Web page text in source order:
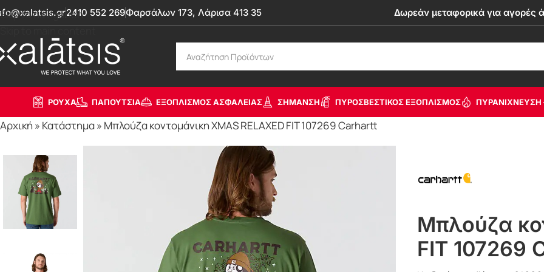
Skip to navigation
Skip to main content
2410 552 269Φαρσάλων 173, Λάρισα 413 35 Δωρεάν μεταφορικά για αγορές
ΡΟΥΧΑ ΠΑΠΟΥΤΣΙΑ ΕΞΟΠΛΙΣΜΟΣ ΑΣΦΑΛΕΙΑΣ ΣΗΜΑΝΣΗ ΠΥΡΟΣΒΕΣΤΙΚΟΣ ΕΞΟΠΛΙΣΜΟΣ ΠΥΡΑΝΙΧΝΕΥΣΗ
Αρχική » Κατάστημα» Μπλούζα κοντομάνικη XMAS RELAXED FIT 107269 Carhartt
Μπλούζα
FIT 107269